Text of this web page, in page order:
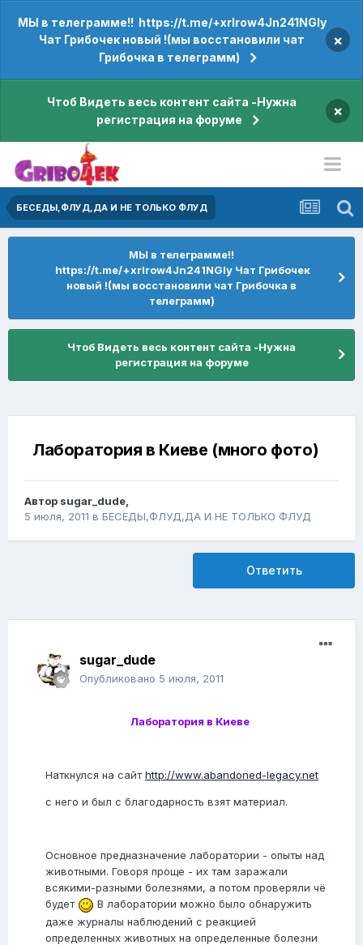
МЫ в телеграмме!! https://t.me/+xrIrow4Jn241NGIy
Чат Грибочек новый !(мы восстановили чат
Грибочка в телеграмм)
×
Чтоб Видеть весь контент сайта -Нужна
регистрация на форуме
×
БЕСЕДЫ,ФЛУД,ДА И НЕ ТОЛЬКО ФЛУД
МЫ в телеграмме!!
https://t.me/+xrIrow4Jn241NGIy Чат Грибочек
новый !(мы восстановили чат Грибочка в
телеграмм)
Чтоб Видеть весь контент сайта -Нужна
регистрация на форуме
Лаборатория в Киеве (много фото)
Автор sugar_dude,
5 июля, 2011 в БЕСЕДЫ,ФЛУД,ДА И НЕ ТОЛЬКО ФЛУД
Ответить
sugar_dude
Опубликовано 5 июля, 2011
Лаборатория в Киеве
Наткнулся на сайтhttp://www.abandoned-legacy.net
с него и был с благодарность взят материал.
Основное предназначение лаборатории - опыты над
животными. Говоря проще - их там заражали
всякими-разными болезнями, а потом проверяли чё
будет
В лаборатории можно было обнаружить
даже журналы наблюдений с реакцией
определенных животных на определенные болезни